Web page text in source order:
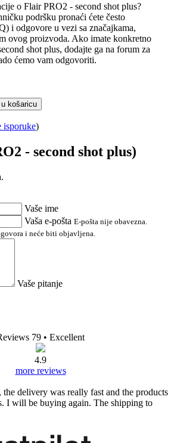
o Flair PRO2 - second shot plus?
podršku pronaći ćete često
i odgovore u vezi sa značajkama,
ovog proizvoda. Ako imate konkretno
shot plus, dodajte ga na forum za
ćemo vam odgovoriti.
košaricu
isporuke)
- second shot plus)
Vaše ime
Vaša e-pošta E-pošta nije obavezna.
i neće biti objavljena.
Vaše pitanje
79 • Excellent
4.9
more reviews
delivery was really fast and the products
I will be buying again. The shipping to